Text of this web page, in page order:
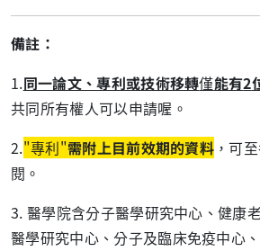
備註：
1.同一論文、專利或技術移轉僅能有2
共同所有權人可以申請喔。
2."專利"需附上目前效期的資料 ，可
閱。
3. 醫學院含分子醫學研究中心、健康
醫學研究中心、分子及臨床免疫中心